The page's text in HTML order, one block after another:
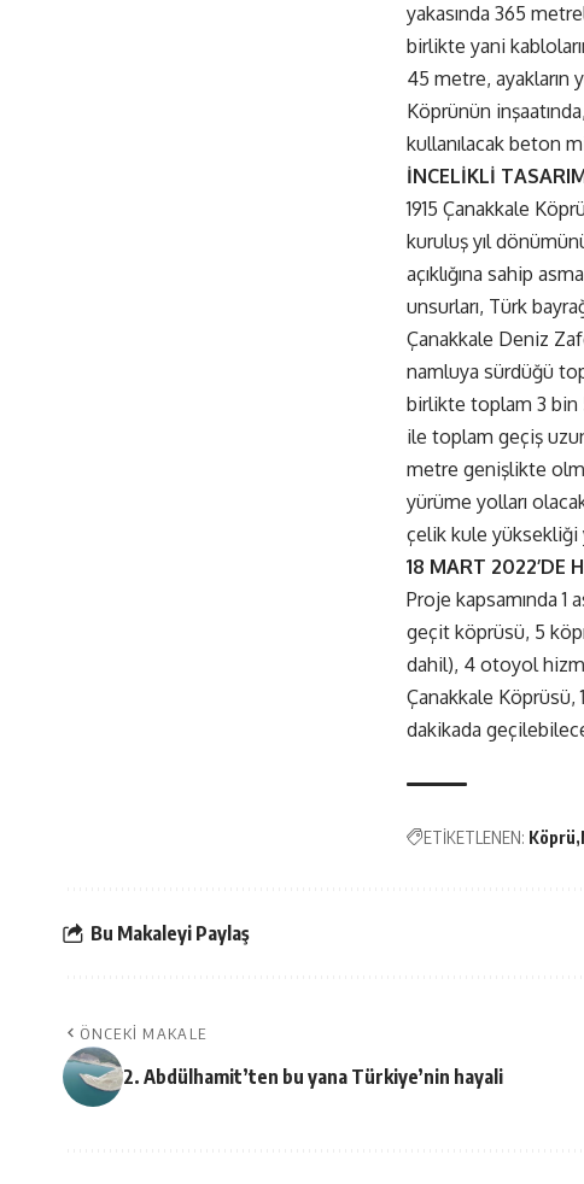
yakasında 365
birlikte yani
45 metre, ayakların
Köprünün
kullanılacak beton
İNCELİKLİ
1915 Çanakkale
kuruluş yıl
açıklığına sahip
unsurları, Türk
Çanakkale Deniz
namluya sürdüğü
birlikte toplam 3 bin
ile toplam geçiş
metre genişlikte
yürüme yolları
çelik kule yüksekliği
18 MART 2022’DE
Proje kapsamında
geçit köprüsü, 5
dahil), 4 otoyol
Çanakkale Köprüsü,
dakikada
ETİKETLENEN: Köprü
Bu Makaleyi Paylaş
ÖNCEKI MAKALE
2. Abdülhamit’ten bu yana Türkiye’nin hayali